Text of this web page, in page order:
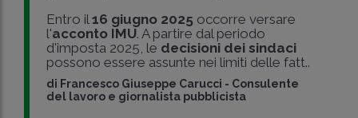
Entro il16 giugno 2025 occorre versare
l'acconto IMU. A partire dal periodo
d'imposta 2025, le decisioni dei sindaci
possono essere assunte nei limiti delle fatt..
di Francesco Giuseppe Carucci - Consulente
del lavoro e giornalista pubblicista